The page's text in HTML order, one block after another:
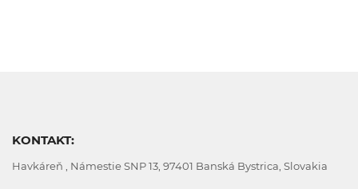
KONTAKT:
Havkáreň , Námestie SNP 13, 97401 Banská Bystrica, Slovakia